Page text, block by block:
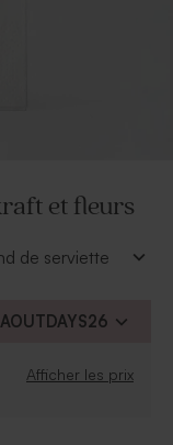
et fleurs
de serviette
AOUTDAYS26
Afficher les prix